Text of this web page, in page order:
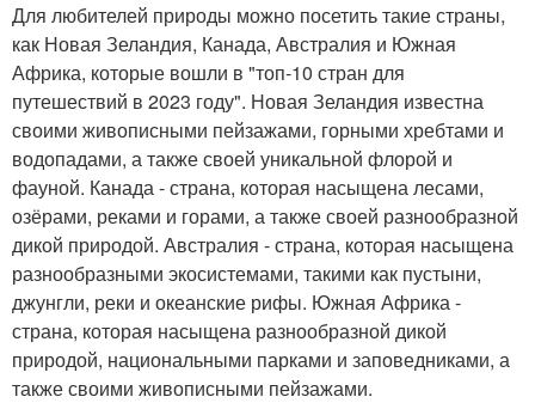
Для любителей природы можно посетить такие страны,
как Новая Зеландия, Канада, Австралия и Южная
Африка, которые вошли в "топ-10 стран для
путешествий в 2023 году". Новая Зеландия известна
своими живописными пейзажами, горными хребтами и
водопадами, а также своей уникальной флорой и
фауной. Канада - страна, которая насыщена лесами,
озёрами, реками и горами, а также своей разнообразной
дикой природой. Австралия - страна, которая насыщена
разнообразными экосистемами, такими как пустыни,
джунгли, реки и океанские рифы. Южная Африка -
страна, которая насыщена разнообразной дикой
природой, национальными парками и заповедниками, а
также своими живописными пейзажами.